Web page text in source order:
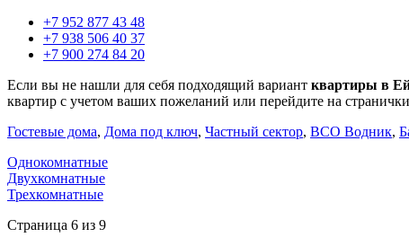
+7 952 877 43 48
+7 938 506 40 37
+7 900 274 84 20
Если вы не нашли для себя подходящий вариант квартиры в
квартир с учетом ваших пожеланий или перейдите на
Гостевые дома, Дома под ключ, Частный сектор, ВСО Водник,
Однокомнатные
Двухкомнатные
Трехкомнатные
Страница 6 из 9